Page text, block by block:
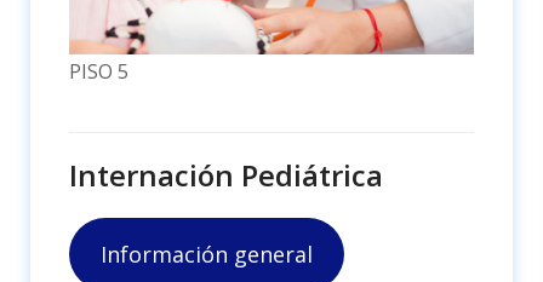
PISO 5
Internación Pediátrica
Información general